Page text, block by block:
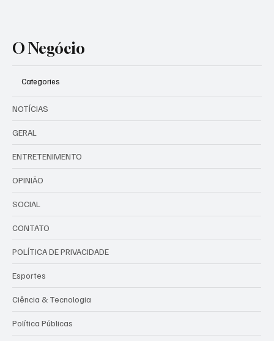
O Negócio
Categories
NOTÍCIAS
GERAL
ENTRETENIMENTO
OPINIÃO
SOCIAL
CONTATO
POLÍTICA DE PRIVACIDADE
Esportes
Ciência & Tecnologia
Política Públicas